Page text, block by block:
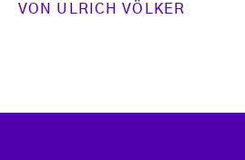
VON ULRICH VÖLKER